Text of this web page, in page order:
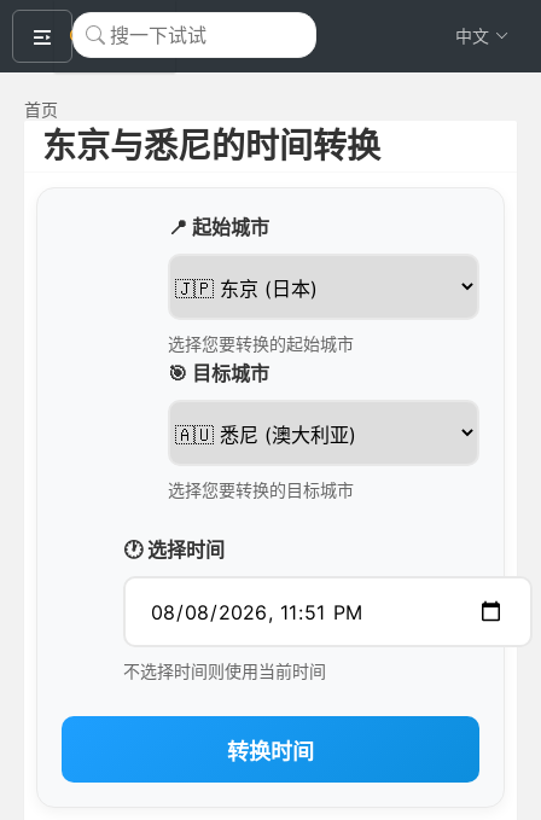
okeyTool 中文
首页
东京与悉尼的时间转换
📍 起始城市
选择您要转换的起始城市
🎯 目标城市
选择您要转换的目标城市
🕐 选择时间
不选择时间则使用当前时间
转换时间